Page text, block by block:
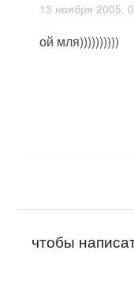
13 ноября 2005,
ой мля))))))))))
чтобы